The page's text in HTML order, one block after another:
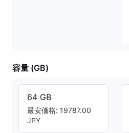
容量 (GB)
64 GB
最安価格: 19787.00
JPY